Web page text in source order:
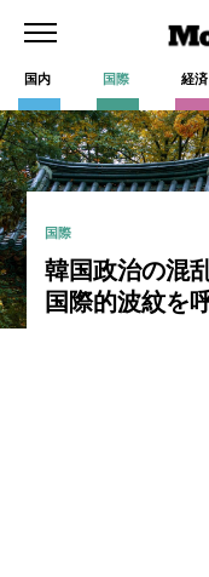
国内 国際 経済
国際
韓国政治の混
国際的波紋を